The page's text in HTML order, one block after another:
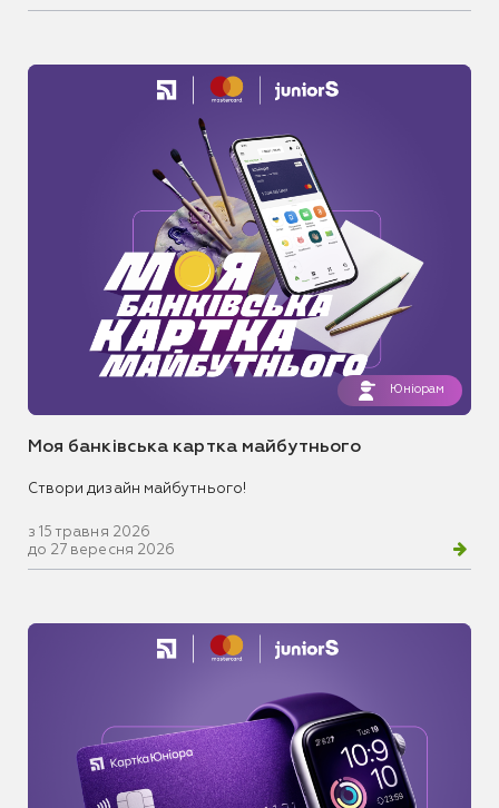
Юніорам
Моя банківська картка майбутнього
Створи дизайн майбутнього!
з 15 травня 2026
до 27 вересня 2026